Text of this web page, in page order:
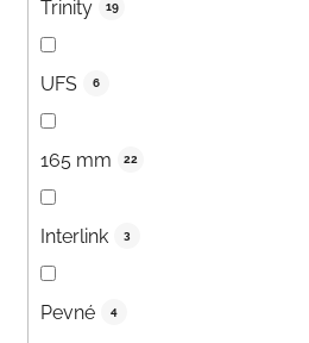
Trinity 19
UFS 6
165 mm 22
Interlink 3
Pevné 4